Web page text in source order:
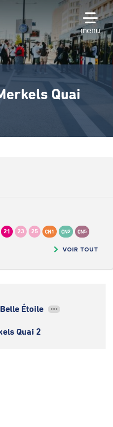
menu
Quai
21 23 25 CN1 CN2 CN5
VOIR TOUT
Étoile •••
Quai 2